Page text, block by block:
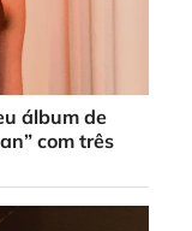
álbum de
com três